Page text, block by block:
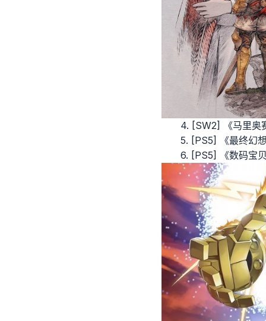
4. [SW2] 《马里奥
5. [PS5] 《最终幻
6. [PS5] 《数码宝